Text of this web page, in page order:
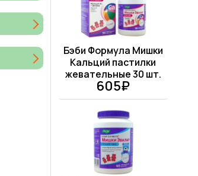
Бэби Формула Мишки
Кальций пастилки
жевательные 30 шт.
605₽